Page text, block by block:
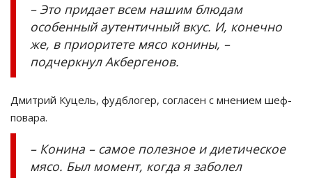
– Это придает всем нашим блюдам
особенный аутентичный вкус. И, конечно
же, в приоритете мясо конины, –
подчеркнул Акбергенов.
Дмитрий Куцель, фудблогер, согласен с мнением шеф-
повара.
– Конина – самое полезное и диетическое
мясо. Был момент, когда я заболел